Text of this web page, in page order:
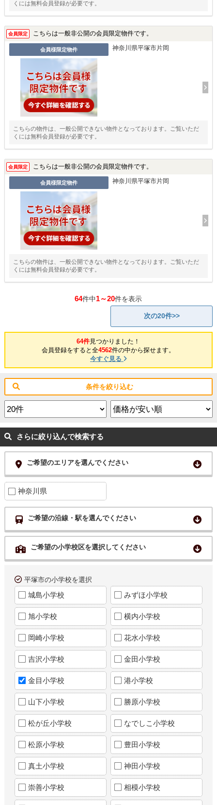
くには無料会員登録が必要です。
会員限定 こちらは一般非公開の会員限定物件です。
会員様限定物件 神奈川県平塚市片岡
こちらの物件は、一般公開できない物件となっております。ご覧いただ
くには無料会員登録が必要です。
会員限定 こちらは一般非公開の会員限定物件です。
会員様限定物件 神奈川県平塚市片岡
こちらの物件は、一般公開できない物件となっております。ご覧いただ
くには無料会員登録が必要です。
64件中1～20件を表示
次の20件>>
64件見つかりました！
会員登録をすると全4562件の中から探せます。
今すぐ見る
条件を絞り込む
さらに絞り込んで検索する
ご希望のエリアを選んでください
神奈川県
ご希望の沿線・駅を選んでください
ご希望の小学校区を選択してください
平塚市の小学校を選択
城島小学校 みずほ小学校
旭小学校 横内小学校
岡崎小学校 花水小学校
吉沢小学校 金田小学校
金目小学校 港小学校
山下小学校 勝原小学校
松が丘小学校 なでしこ小学校
松原小学校 豊田小学校
真土小学校 神田小学校
崇善小学校 相模小学校